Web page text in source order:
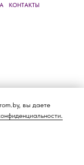
КОНТАКТЫ
вы даете